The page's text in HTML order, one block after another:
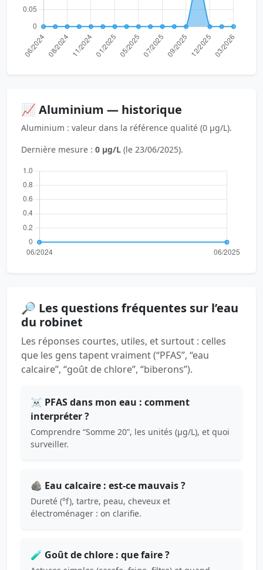
📈 Aluminium — historique
Aluminium : valeur dans la référence qualité (0 µg/L).
Dernière mesure : 0 µg/L (le 23/06/2025).
🔎 Les questions fréquentes sur l’eau
du robinet
Les réponses courtes, utiles, et surtout : celles
que les gens tapent vraiment (“PFAS”, “eau
calcaire”, “goût de chlore”, “biberons”).
☠️ PFAS dans mon eau : comment
interpréter ?
Comprendre “Somme 20”, les unités (µg/L), et quoi
surveiller.
🪨 Eau calcaire : est-ce mauvais ?
Dureté (°f), tartre, peau, cheveux et
électroménager : on clarifie.
🧪 Goût de chlore : que faire ?